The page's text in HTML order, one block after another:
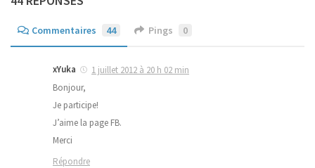
Commentaires 44 Pings 0
xYuka
1 juillet 2012 à 20 h 02 min
Bonjour,
Je participe!
J’aime la page FB.
Merci
Répondre